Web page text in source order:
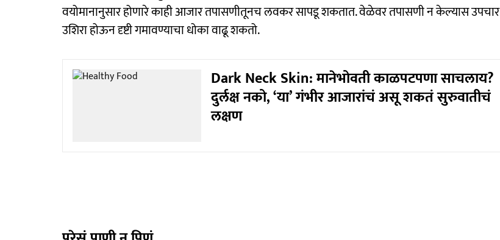
वयोमानानुसार होणारे काही आजार तपासणीतूनच लवकर सापडू शकतात. वेळेवर तपासणी न केल्यास उपचार
उशिरा होऊन दृष्टी गमावण्याचा धोका वाढू शकतो.
Dark Neck Skin: मानेभोवती काळपटपणा साचलाय?
दुर्लक्ष नको, ‘या’ गंभीर आजारांचं असू शकतं सुरुवातीचं
लक्षण